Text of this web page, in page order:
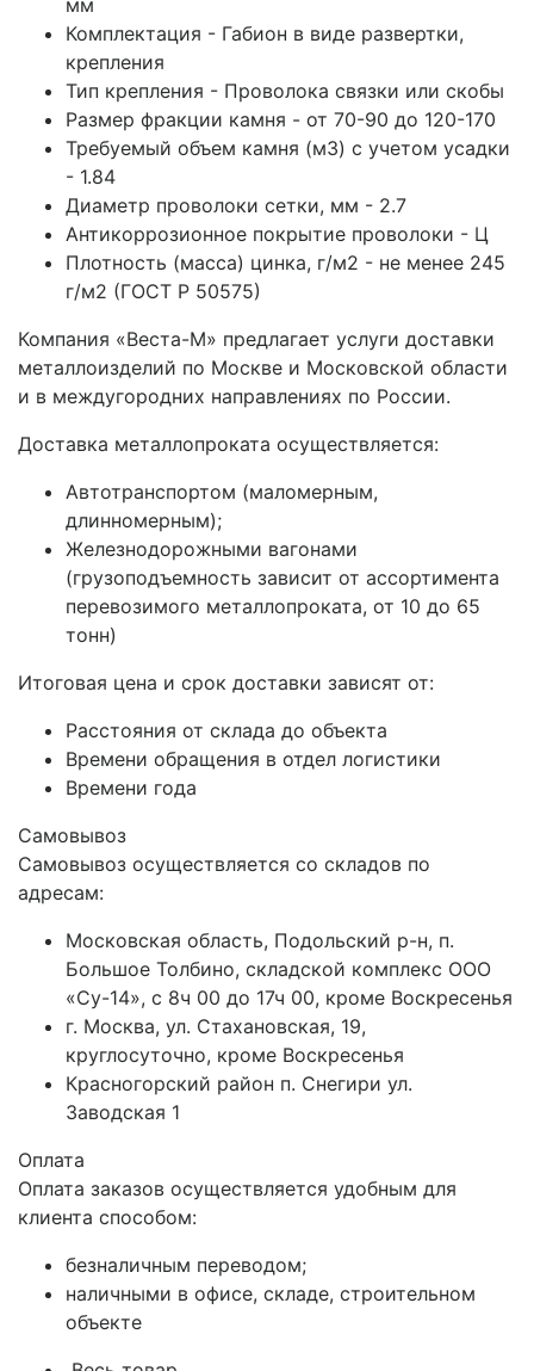
мм
Комплектация - Габион в виде развертки,
крепления
Тип крепления - Проволока связки или скобы
Размер фракции камня - от 70-90 до 120-170
Требуемый объем камня (м3) с учетом усадки
- 1.84
Диаметр проволоки сетки, мм - 2.7
Антикоррозионное покрытие проволоки - Ц
Плотность (масса) цинка, г/м2 - не менее 245
г/м2 (ГОСТ Р 50575)
Компания «Веста-М» предлагает услуги доставки
металлоизделий по Москве и Московской области
и в междугородних направлениях по России.
Доставка металлопроката осуществляется:
Автотранспортом (маломерным,
длинномерным);
Железнодорожными вагонами
(грузоподъемность зависит от ассортимента
перевозимого металлопроката, от 10 до 65
тонн)
Итоговая цена и срок доставки зависят от:
Расстояния от склада до объекта
Времени обращения в отдел логистики
Времени года
Самовывоз
Самовывоз осуществляется со складов по
адресам:
Московская область, Подольский р-н, п.
Большое Толбино, складской комплекс ООО
«Су-14», с 8ч 00 до 17ч 00, кроме Воскресенья
г. Москва, ул. Стахановская, 19,
круглосуточно, кроме Воскресенья
Красногорский район п. Снегири ул.
Заводская 1
Оплата
Оплата заказов осуществляется удобным для
клиента способом:
безналичным переводом;
наличными в офисе, складе, строительном
объекте